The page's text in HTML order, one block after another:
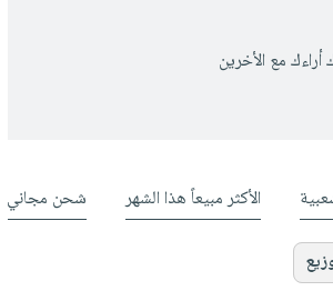
مع الأخرين
الأكثر مبيعاً هذا الشهر شحن مجاني